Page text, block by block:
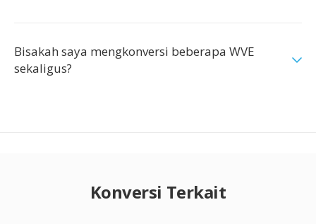
Bisakah saya mengkonversi beberapa WVE
sekaligus?
Konversi Terkait